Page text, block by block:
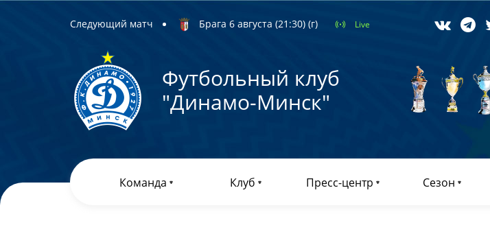
Следующий матч Брага 6 августа (21:30) (г) Live
Футбольный клуб
"Динамо-Минск"
Команда Клуб Пресс-центр Сезон